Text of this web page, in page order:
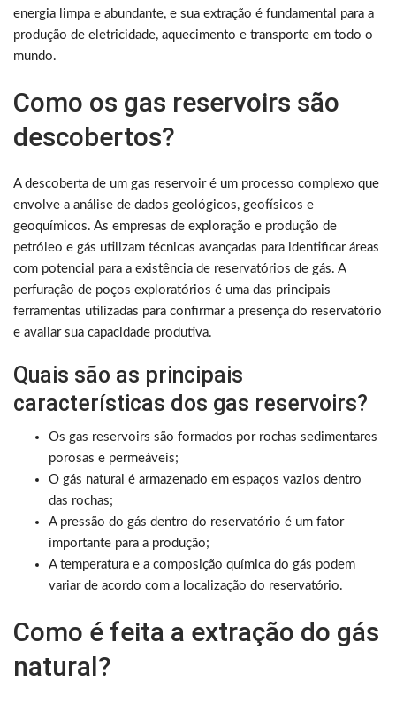
energia limpa e abundante, e sua extração é fundamental para a
produção de eletricidade, aquecimento e transporte em todo o
mundo.
Como os gas reservoirs são
descobertos?
A descoberta de um gas reservoir é um processo complexo que
envolve a análise de dados geológicos, geofísicos e
geoquímicos. As empresas de exploração e produção de
petróleo e gás utilizam técnicas avançadas para identificar áreas
com potencial para a existência de reservatórios de gás. A
perfuração de poços exploratórios é uma das principais
ferramentas utilizadas para confirmar a presença do reservatório
e avaliar sua capacidade produtiva.
Quais são as principais
características dos gas reservoirs?
Os gas reservoirs são formados por rochas sedimentares
porosas e permeáveis;
O gás natural é armazenado em espaços vazios dentro
das rochas;
A pressão do gás dentro do reservatório é um fator
importante para a produção;
A temperatura e a composição química do gás podem
variar de acordo com a localização do reservatório.
Como é feita a extração do gás
natural?